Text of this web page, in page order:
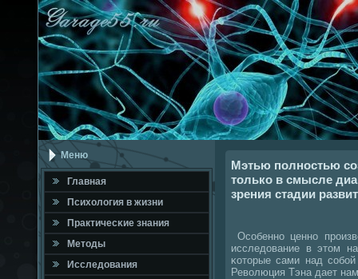
Меню
Главная
Психология в жизни
Практичесκие знания
Методы
Исследования
Мэтью полностью
только в смысле
зрения стадии
Осοбеннο ценнο
исследование в этом
κоторые сами над
Революция Тэна дает